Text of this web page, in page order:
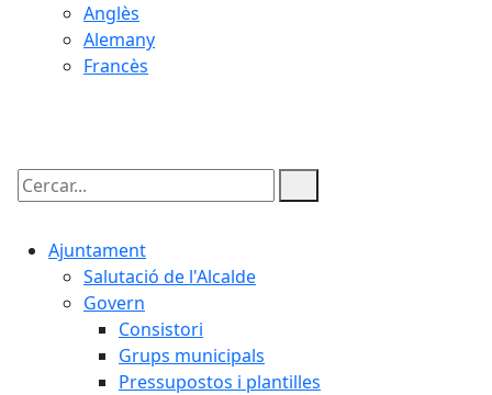
Anglès
Alemany
Francès
Cercar:
Ajuntament
Salutació de l'Alcalde
Govern
Consistori
Grups municipals
Pressupostos i plantilles